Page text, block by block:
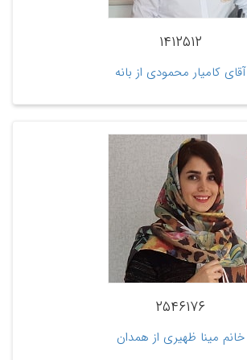
۱۴۱۲۵۱۲
آقای کامیار محمودی از بانه
۲۵۴۶۱۷۶
خانم مینا ظهیری از همدان